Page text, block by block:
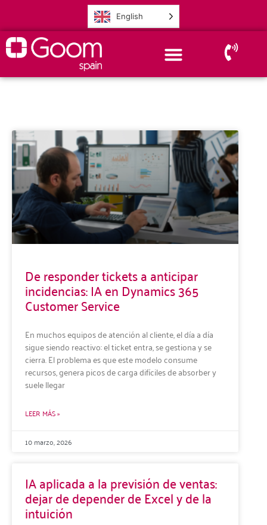
English
De responder tickets a anticipar
incidencias: IA en Dynamics 365
Customer Service
En muchos equipos de atención al cliente, el día a día
sigue siendo reactivo: el ticket entra, se gestiona y se
cierra. El problema es que este modelo consume
recursos, genera picos de carga difíciles de absorber y
suele llegar
LEER MÁS »
10 marzo, 2026
IA aplicada a la previsión de ventas:
dejar de depender de Excel y de la
intuición